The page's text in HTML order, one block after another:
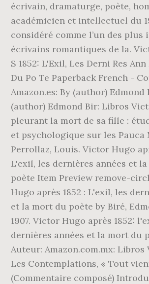
écrivain, dramaturge, poète,
académicien et intellectuel du
considéré comme l’un des plus
écrivains romantiques de la.
S 1852: L'Exil, Les Derni Res
Du Po Te Paperback French -
Amazon.es: By (author) Edmond
(author) Edmond Bir: Libros
pleurant la mort de sa fille :
et psychologique sur les Pauca
Perrollaz, Louis. Victor Hugo
L'exil, les dernières années et
poète Item Preview remove-
Hugo après 1852 : L'exil, les
et la mort du poète by Biré,
1907. Victor Hugo après 1852:
dernières années et la mort du
Auteur: Amazon.com.mx: Libros
Les Contemplations, « Tout
(Commentaire composé)